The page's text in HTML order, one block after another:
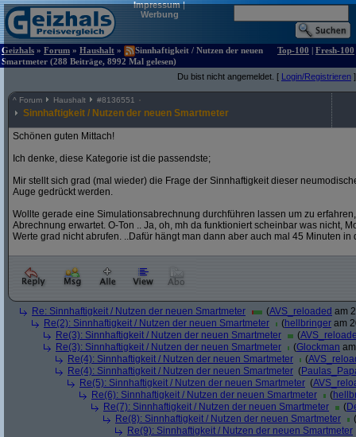
Impressum|
Werbung
Geizhals » Forum » Haushalt »
Sinnhaftigkeit / Nutzen der neuen
Smartmeter (288 Beiträge, 8992 Mal gelesen)
Top-100 | Fresh-100
Du bist nicht angemeldet. [ Login/Registrieren ]
^ Forum Haushalt #8136551
Sinnhaftigkeit / Nutzen der neuen Smartmeter
Schönen guten Mittach!
Ich denke, diese Kategorie ist die passendste;
Mir stellt sich grad (mal wieder) die Frage der Sinnhaftigkeit dieser
Auge gedrückt werden.
Wollte gerade eine Simulationsabrechnung durchführen lassen um zu
Abrechnung erwartet. O-Ton .. Ja, oh, mh da funktioniert scheinbar was nicht,
Werte grad nicht abrufen. ..Dafür hängt man dann aber auch mal 45 Minuten
Re: Sinnhaftigkeit / Nutzen der neuen Smartmeter (AVS_reloaded am
Re(2): Sinnhaftigkeit / Nutzen der neuen Smartmeter
(hellbringer am
Re(3): Sinnhaftigkeit / Nutzen der neuen Smartmeter
(
Re(3): Sinnhaftigkeit / Nutzen der neuen Smartmeter
(Glockman
Re(4): Sinnhaftigkeit / Nutzen der neuen Smartmeter
(
Re(4): Sinnhaftigkeit / Nutzen der neuen Smartmeter (
Re(5): Sinnhaftigkeit / Nutzen der neuen Smartmeter (
Re(6): Sinnhaftigkeit / Nutzen der neuen Smartmeter
(
Re(7): Sinnhaftigkeit / Nutzen der neuen Smartmeter
(
Re(8): Sinnhaftigkeit / Nutzen der neuen Smartmeter
(
Re(9): Sinnhaftigkeit / Nutzen der neuen Smartmeter